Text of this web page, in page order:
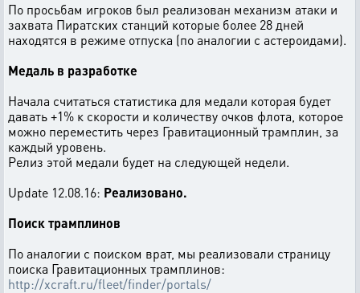
По просьбам игроков был реализован механизм атаки и
захвата Пиратских станций которые более 28 дней
находятся в режиме отпуска (по аналогии с астероидами).
Медаль в разработке
Начала считаться статистика для медали которая будет
давать +1% к скорости и количеству очков флота, которое
можно переместить через Гравитационный трамплин, за
каждый уровень.
Релиз этой медали будет на следующей недели.
Update 12.08.16: Реализовано.
Поиск трамплинов
По аналогии с поиском врат, мы реализовали страницу
поиска Гравитационных трамплинов:
http://xcraft.ru/fleet/finder/portals/